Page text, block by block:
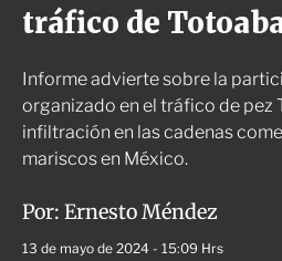
tráfico de
Informe advierte sobre la
organizado en el tráfico de pez
infiltración en las cadenas
mariscos en México.
Por: Ernesto Méndez
13 de mayo de 2024 - 15:09 Hrs